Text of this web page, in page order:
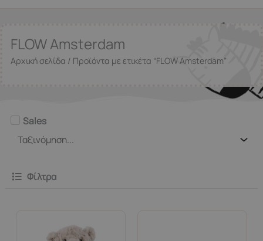
FLOW Amsterdam
Αρχική σελίδα / Προϊόντα με ετικέτα “FLOW Amsterdam”
Sales
Φίλτρα